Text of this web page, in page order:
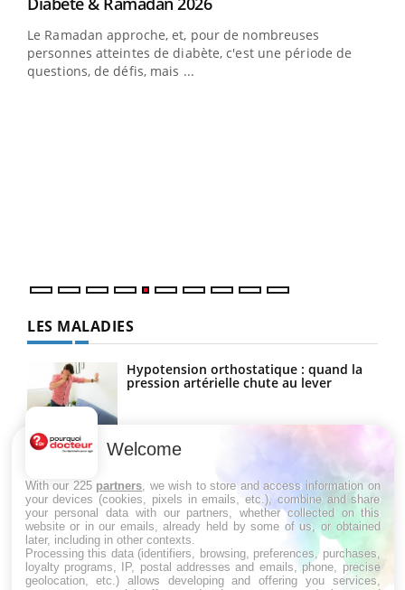
Le Ramadan approche, et, pour de nombreuses
personnes atteintes de diabète, c'est une période de
questions, de défis, mais ...
LES MALADIES
Hypotension orthostatique : quand la
pression artérielle chute au lever
Drépanocytose : une déformation des
Maladie de Charcot (Sclérose latérale
amyotrophique)
Welcome
With our 225 partners , we wish to store and access information on
your devices (cookies, pixels in emails, etc.), combine and share
your personal data with our partners, whether collected on this
website or in our emails, already held by some of us, or obtained
later, including in other contexts.
Processing this data (identifiers, browsing, preferences, purchases,
loyalty programs, IP, postal addresses and emails, phone, precise
geolocation, etc.) allows developing and offering you services,